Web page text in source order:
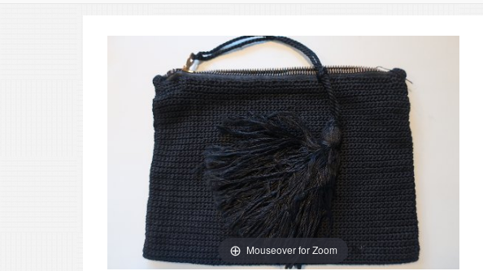
Mouseover for Zoom